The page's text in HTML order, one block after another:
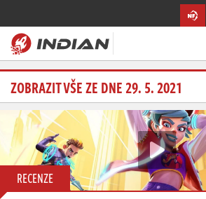
Magazín
Recenze
Videa
Soutěže
ZOBRAZIT VŠE ZE DNE 29. 5. 2021
RECENZE